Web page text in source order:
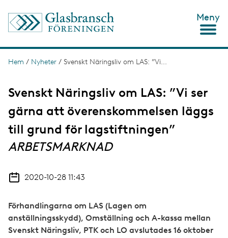
Meny
L
n
k
s
t
g
Hem / Nyheter / Svenskt Näringsliv om LAS: ”Vi...
Svenskt Näringsliv om LAS: ”Vi ser
gärna att överenskommelsen läggs
till grund för lagstiftningen”
ARBETSMARKNAD
2020-10-28 11:43
Förhandlingarna om LAS (Lagen om
anställningsskydd), Omställning och A-kassa mellan
Svenskt Näringsliv, PTK och LO avslutades 16 oktober